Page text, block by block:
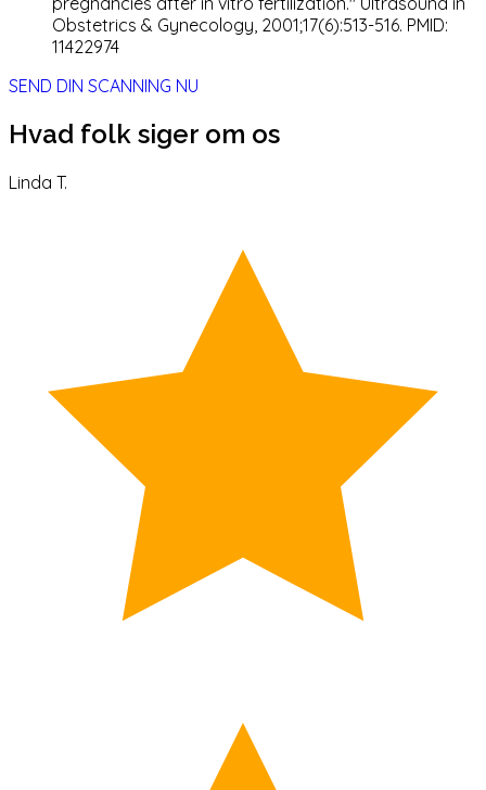
Obstetrics & Gynecology, 2001;17(6):513-516. PMID:
11422974
SEND DIN SCANNING NU
Hvad folk siger om os
Linda T.